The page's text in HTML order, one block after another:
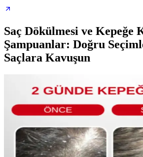
Saç Dökülmesi ve Kepeğe
Şampuanlar: Doğru
Saçlara Kavuşun